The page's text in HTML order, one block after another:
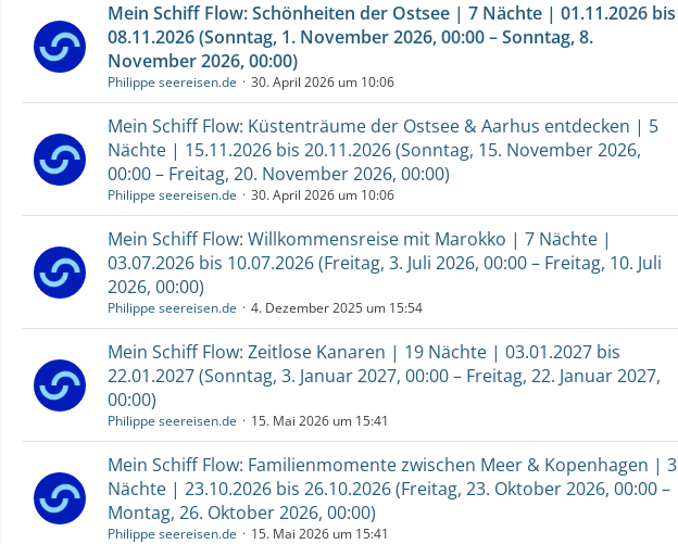
Mein Schiff Flow: Schönheiten der Ostsee | 7 Nächte | 01.11.2026 bis
08.11.2026 (Sonntag, 1. November 2026, 00:00 – Sonntag, 8.
November 2026, 00:00)
Philippe seereisen.de 30. April 2026 um 10:06
Mein Schiff Flow: Küstenträume der Ostsee & Aarhus entdecken | 5
Nächte | 15.11.2026 bis 20.11.2026 (Sonntag, 15. November 2026,
00:00 – Freitag, 20. November 2026, 00:00)
Philippe seereisen.de 30. April 2026 um 10:06
Mein Schiff Flow: Willkommensreise mit Marokko | 7 Nächte |
03.07.2026 bis 10.07.2026 (Freitag, 3. Juli 2026, 00:00 – Freitag, 10. Juli
2026, 00:00)
Philippe seereisen.de 4. Dezember 2025 um 15:54
Mein Schiff Flow: Zeitlose Kanaren | 19 Nächte | 03.01.2027 bis
22.01.2027 (Sonntag, 3. Januar 2027, 00:00 – Freitag, 22. Januar 2027,
00:00)
Philippe seereisen.de 15. Mai 2026 um 15:41
Mein Schiff Flow: Familienmomente zwischen Meer & Kopenhagen | 3
Nächte | 23.10.2026 bis 26.10.2026 (Freitag, 23. Oktober 2026, 00:00 –
Montag, 26. Oktober 2026, 00:00)
Philippe seereisen.de 15. Mai 2026 um 15:41